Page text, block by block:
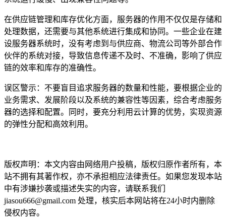
在供应链管理和库存优化方面，服务器的作用不仅仅是存储和
处理数据，还需要与其他系统进行集成和协同。一些企业在建
设服务器系统时，没有考虑到与供应商、物流公司等外部合作
伙伴的系统对接，导致信息传递不及时、不准确，影响了供应
链的效率和库存的准确性。
误区警示：不要盲目追求服务器的数量和性能，要根据企业的
业务需求、发展阶段以及系统的兼容性等因素，综合考虑服务
器的选择和配置。同时，要充分利用云计算的优势，实现资源
的弹性分配和高效利用。
版权声明：本文内容由网络用户投稿，版权归原作者所有，本
站不拥有其著作权，亦不承担相应法律责任。如果您发现本站
中有涉嫌抄袭或描述失实的内容，请联系我们
jiasou666@gmail.com 处理，核实后本网站将在24小时内删除
侵权内容。